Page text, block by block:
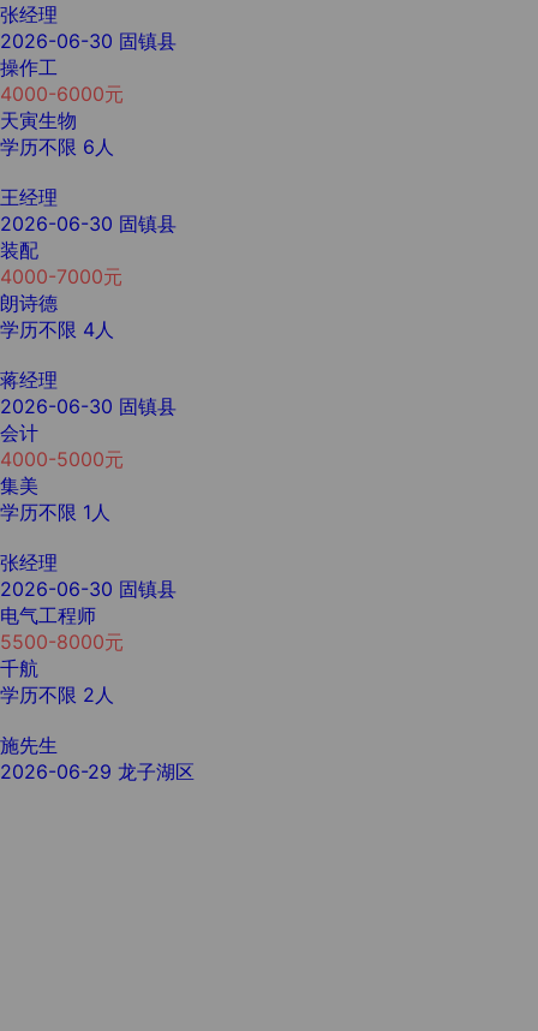
张经理
2026-06-30 固镇县
操作工
4000-6000元
天寅生物
学历不限 6人
王经理
2026-06-30 固镇县
装配
4000-7000元
朗诗德
学历不限 4人
蒋经理
2026-06-30 固镇县
会计
4000-5000元
集美
学历不限 1人
张经理
2026-06-30 固镇县
电气工程师
5500-8000元
千航
学历不限 2人
施先生
2026-06-29 龙子湖区